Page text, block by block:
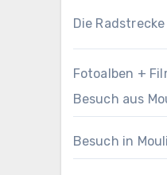
Die
Fotoalben +
Besuch aus
Besuch in